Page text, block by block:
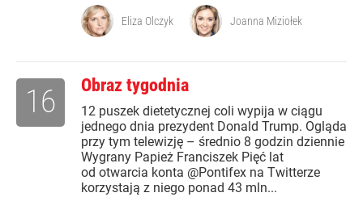
Eliza Olczyk Joanna Miziołek
Obraz tygodnia
12 puszek dietetycznej coli wypija w ciągu
jednego dnia prezydent Donald Trump. Ogląda
przy tym telewizję – średnio 8 godzin dziennie
Wygrany Papież Franciszek Pięć lat
od otwarcia konta @Pontifex na Twitterze
korzystają z niego ponad 43 mln...
16